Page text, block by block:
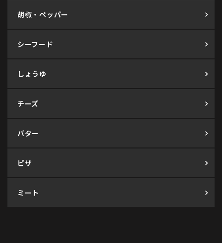
胡椒・ペッパー
シーフード
しょうゆ
チーズ
バター
ピザ
ミート